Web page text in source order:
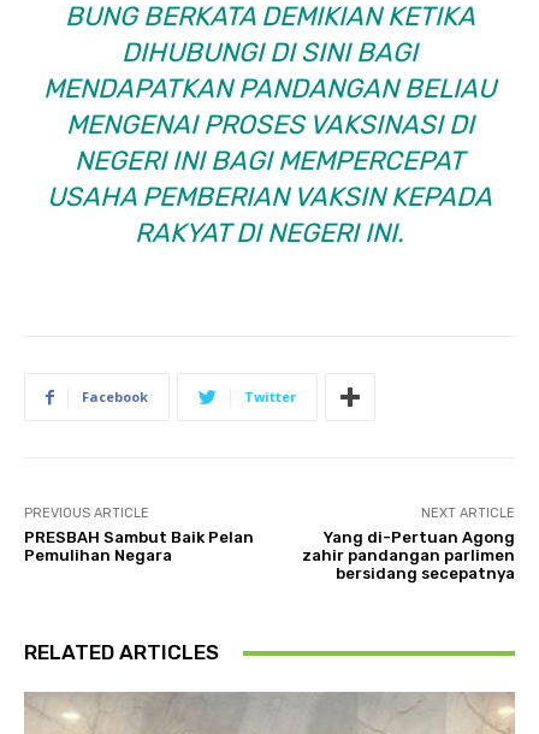
BUNG BERKATA DEMIKIAN KETIKA
DIHUBUNGI DI SINI BAGI
MENDAPATKAN PANDANGAN BELIAU
MENGENAI PROSES VAKSINASI DI
NEGERI INI BAGI MEMPERCEPAT
USAHA PEMBERIAN VAKSIN KEPADA
RAKYAT DI NEGERI INI.
Facebook Twitter
PREVIOUS ARTICLE
PRESBAH Sambut Baik Pelan
Pemulihan Negara
NEXT ARTICLE
Yang di-Pertuan Agong
zahir pandangan parlimen
bersidang secepatnya
RELATED ARTICLES